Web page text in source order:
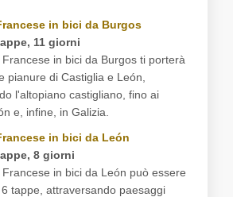
in bici da Burgos
11 giorni
in bici da Burgos ti porterà
pianure di Castiglia e León,
l'altopiano castigliano, fino ai
e, infine, in Galizia.
in bici da León
8 giorni
in bici da León può essere
tappe, attraversando paesaggi